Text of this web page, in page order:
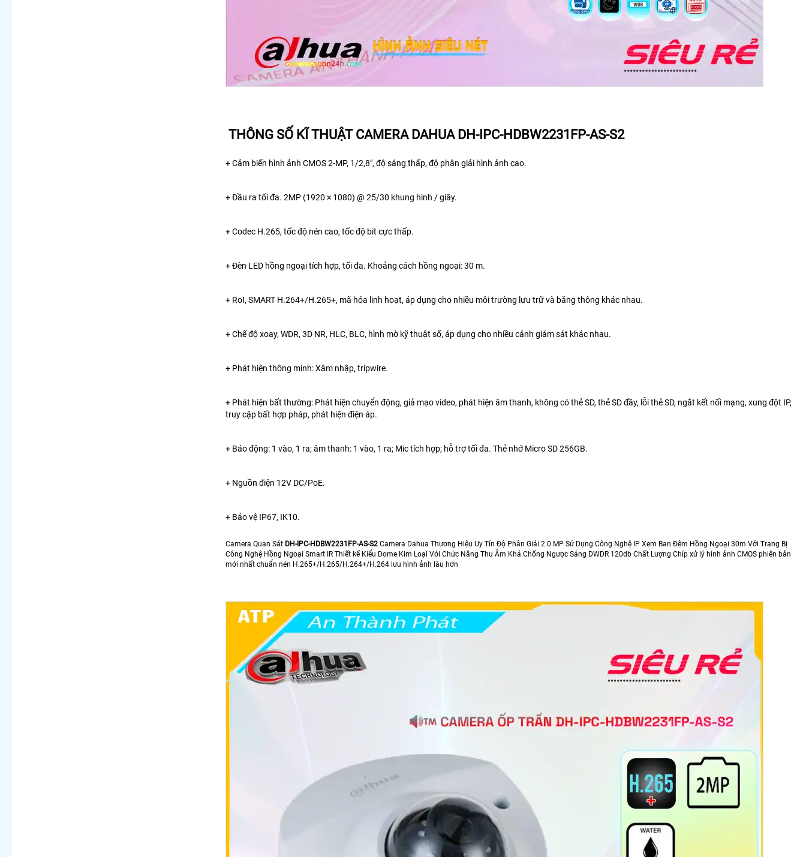
THÔNG SỐ KĨ THUẬT CAMERA DAHUA DH-IPC-HDBW2231FP-AS-S2
+ Cảm biến hình ảnh CMOS 2-MP, 1/2,8", độ sáng thấp, độ phân giải hình ảnh cao.
+ Đầu ra tối đa. 2MP (1920 × 1080) @ 25/30 khung hình / giây.
+ Codec H.265, tốc độ nén cao, tốc độ bit cực thấp.
+ Đèn LED hồng ngoại tích hợp, tối đa. Khoảng cách hồng ngoại: 30 m.
+ RoI, SMART H.264+/H.265+, mã hóa linh hoạt, áp dụng cho nhiều môi trường lưu trữ và băng thông khác nhau.
+ Chế độ xoay, WDR, 3D NR, HLC, BLC, hình mờ kỹ thuật số, áp dụng cho nhiều cảnh giám sát khác nhau.
+ Phát hiện thông minh: Xâm nhập, tripwire.
+ Phát hiện bất thường: Phát hiện chuyển động, giả mạo video, phát hiện âm thanh, không có thẻ SD, thẻ SD đầy, lỗi thẻ SD, ngắt kết nối mạng, xung đột IP,
truy cập bất hợp pháp, phát hiện điện áp.
+ Báo động: 1 vào, 1 ra; âm thanh: 1 vào, 1 ra; Mic tích hợp; hỗ trợ tối đa. Thẻ nhớ Micro SD 256GB.
+ Nguồn điện 12V DC/PoE.
+ Bảo vệ IP67, IK10.
Camera Quan Sát DH-IPC-HDBW2231FP-AS-S2 Camera Dahua Thương Hiệu Uy Tín Độ Phân Giải 2.0 MP Sử Dụng Công Nghệ IP Xem Ban Đêm Hồng Ngoại 30m Với Trang Bị
Công Nghệ Hồng Ngoại Smart IR Thiết kế Kiểu Dome Kim Loại Với Chức Năng Thu Âm Khả Chống Ngược Sáng DWDR 120db Chất Lượng Chíp xử lý hình ảnh CMOS phiên bản
mới nhất chuẩn nén H.265+/H.265/H.264+/H.264 lưu hình ảnh lâu hơn